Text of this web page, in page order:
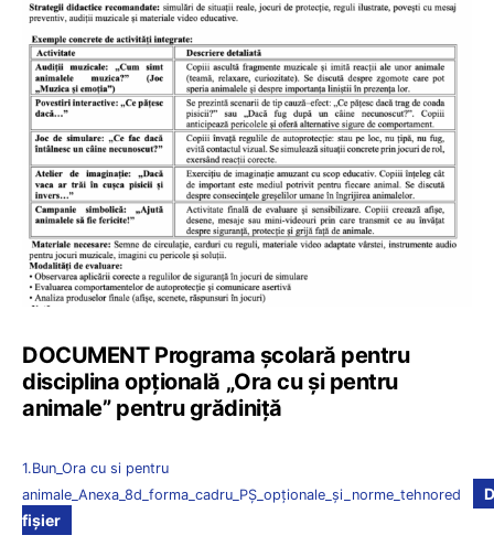
DOCUMENT Programa școlară pentru
disciplina opțională „Ora cu și pentru
animale” pentru grădiniță
1.Bun_Ora cu si pentru
animale_Anexa_8d_forma_cadru_PȘ_opționale_și_norme_tehnored
fișier